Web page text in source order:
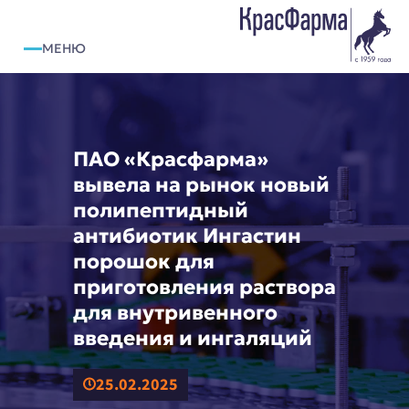
МЕНЮ
O КОМПАНИИ
НОВОСТИ
МИССИЯ
ИСТОРИЯ
РАСКРЫТИЕ ИНФОРМАЦИИ
ПРОИЗВОДСТВО
СИСТЕМА КАЧЕСТВА
ФАРМАКОНАДЗОР
ИНВЕСТОРАМ
ПАО «Красфарма»
вывела на рынок новый
полипептидный
антибиотик Ингастин
порошок для
приготовления раствора
для внутривенного
введения и ингаляций
25.02.2025